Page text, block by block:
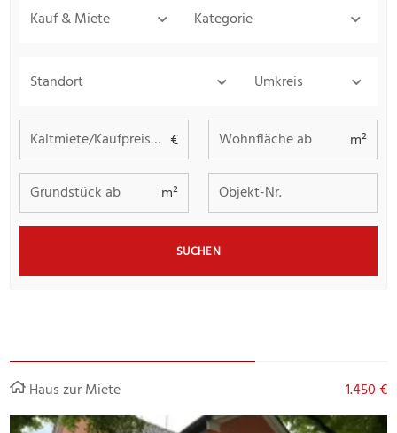
Kauf & Miete Kategorie
Standort Umkreis
Kaltmiete/Kaufpreis bis € Wohnfläche ab m²
Grundstück ab m² Objekt-Nr.
SUCHEN
Haus zur Miete 1.450 €